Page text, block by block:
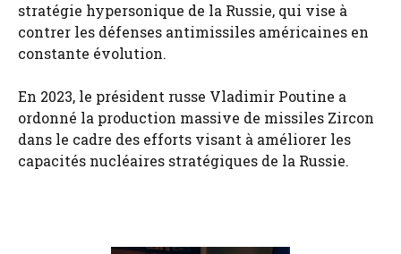
stratégie hypersonique de la Russie, qui vise à
contrer les défenses antimissiles américaines en
constante évolution.
En 2023, le président russe Vladimir Poutine a
ordonné la production massive de missiles Zircon
dans le cadre des efforts visant à améliorer les
capacités nucléaires stratégiques de la Russie.